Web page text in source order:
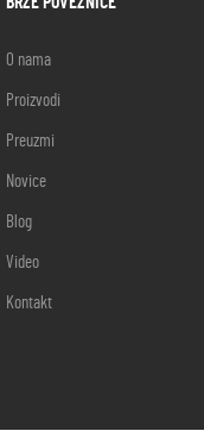
O nama
Proizvodi
Preuzmi
Novice
Blog
Video
Kontakt